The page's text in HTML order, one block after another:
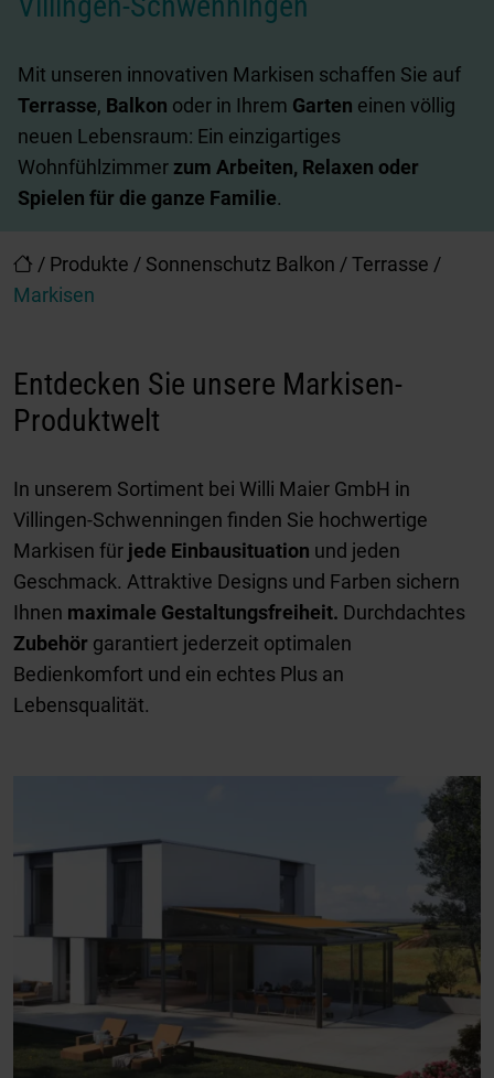
/ Produkte / Sonnenschutz Balkon / Terrasse /
Markisen
Mit unseren innovativen Markisen schaffen Sie auf
Terrasse, Balkon oder in Ihrem Garten einen völlig
neuen Lebensraum: Ein einzigartiges
Wohnfühlzimmer zum Arbeiten, Relaxen oder
Spielen für die ganze Familie.
Entdecken Sie unsere Markisen-
Produktwelt
In unserem Sortiment bei Willi Maier GmbH in
Villingen-Schwenningen finden Sie hochwertige
Markisen für jede Einbausituation und jeden
Geschmack. Attraktive Designs und Farben sichern
Ihnen maximale Gestaltungsfreiheit. Durchdachtes
Zubehör garantiert jederzeit optimalen
Bedienkomfort und ein echtes Plus an
Lebensqualität.